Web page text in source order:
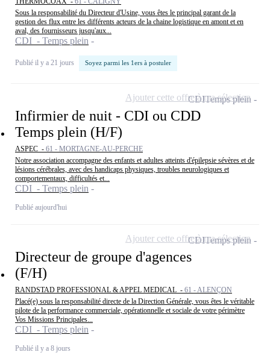
Sous la responsabilité du Directeur d'Usine, vous êtes le principal garant de la
gestion des flux entre les différents acteurs de la chaine logistique en amont et en
aval, des fournisseurs jusqu'aux...
CDI - Temps plein
Publié il y a 21 jours Soyez parmi les 1ers à postuler
Infirmier de nuit - CDI ou CDD
Temps plein (H/F)
ASPEC - 61 - MORTAGNE-AU-PERCHE
Notre association accompagne des enfants et adultes atteints d'épilepsie sévères et de
lésions cérébrales, avec des handicaps physiques, troubles neurologiques et
comportementaux, difficultés et...
CDI - Temps plein
Publié aujourd'hui
CDITemps plein
Ajouter cette offre à ma sélection
Directeur de groupe d'agences
(F/H)
RANDSTAD PROFESSIONAL & APPEL MEDICAL - 61 - ALENÇON
Placé(e) sous la responsabilité directe de la Direction Générale, vous êtes le véritable
pilote de la performance commerciale, opérationnelle et sociale de votre périmètre
Vos Missions Principales...
CDI - Temps plein
Publié il y a 8 jours
CDITemps plein
Ajouter cette offre à ma sélection